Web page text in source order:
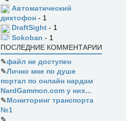
Автоматический
диктофон - 1
DraftSight - 1
Sokoban - 1
ПОСЛЕДНИЕ КОММЕНТАРИИ
✎файл не доступен
✎Лично мне по душе
портал по онлайн нардам
NardGammon.com у них...
✎Мониторинг транспорта
№1